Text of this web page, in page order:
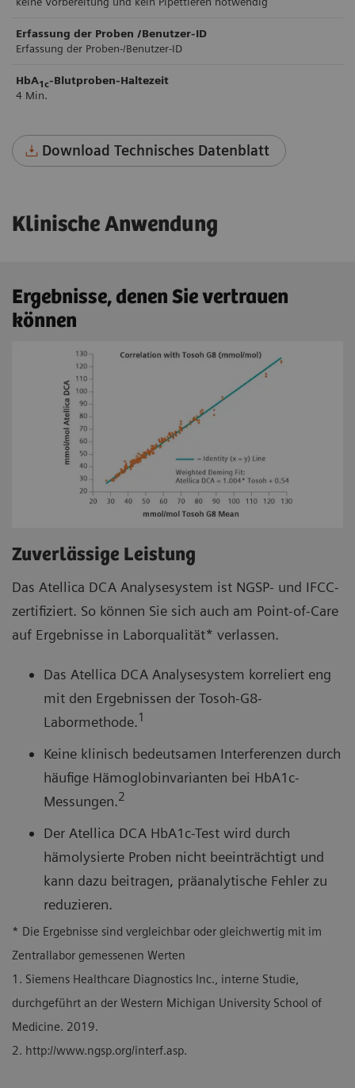
Erfassung der Proben /Benutzer-ID
Erfassung der Proben-/Benutzer-ID
HbA1c-Blutproben-Haltezeit
4 Min.
Download Technisches Datenblatt
Klinische Anwendung
Ergebnisse, denen Sie vertrauen
können
Zuverlässige Leistung
Das Atellica DCA Analysesystem ist NGSP- und IFCC-
zertifiziert. So können Sie sich auch am Point-of-Care
auf Ergebnisse in Laborqualität* verlassen.
Das Atellica DCA Analysesystem korreliert eng
mit den Ergebnissen der Tosoh-G8-
Labormethode.1
Keine klinisch bedeutsamen Interferenzen durch
häufige Hämoglobinvarianten bei HbA1c-
Messungen.2
Der Atellica DCA HbA1c-Test wird durch
hämolysierte Proben nicht beeinträchtigt und
kann dazu beitragen, präanalytische Fehler zu
reduzieren.
* Die Ergebnisse sind vergleichbar oder gleichwertig mit im
Zentrallabor gemessenen Werten
1. Siemens Healthcare Diagnostics Inc., interne Studie,
durchgeführt an der Western Michigan University School of
Medicine. 2019.
2. http://www.ngsp.org/interf.asp.